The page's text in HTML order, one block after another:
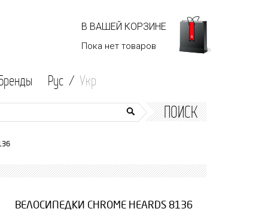
В ВАШЕЙ КОРЗИНЕ
Пока нет товаров
Рус / Укр
ПОИСК
ВЕЛОСИПЕДКИ CHROME HEARDS 8136